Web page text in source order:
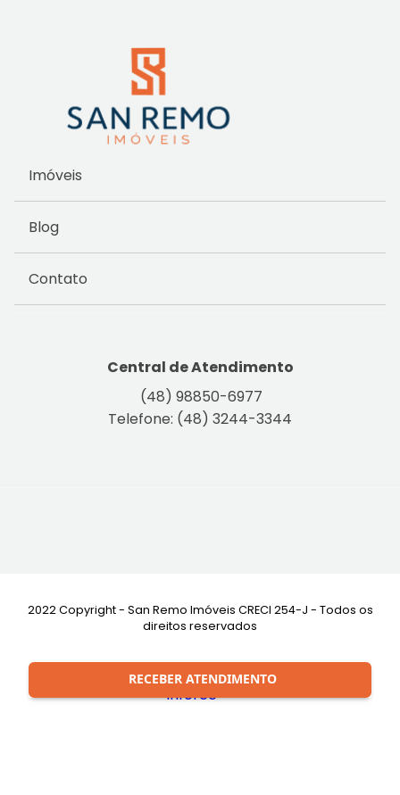
RECEBER ATENDIMENTO
Imóveis
Blog
Contato
Central de Atendimento
(48) 98850-6977
Telefone: (48) 3244-3344
2022 Copyright - San Remo Imóveis CRECI 254-J - Todos os
direitos reservados